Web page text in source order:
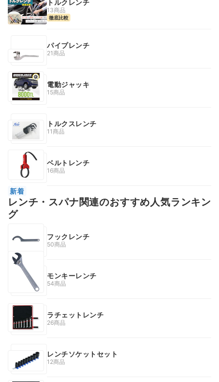
トルクレンチ
13商品
徹底比較
パイプレンチ
21商品
電動ジャッキ
15商品
トルクスレンチ
11商品
ベルトレンチ
16商品
新着
レンチ・スパナ関連のおすすめ人気ランキン
グ
フックレンチ
50商品
モンキーレンチ
54商品
ラチェットレンチ
26商品
レンチソケットセット
12商品